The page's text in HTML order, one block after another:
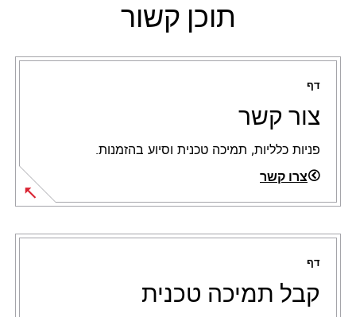
תוכן קשור
דף
צור קשר
פניות כלליות, תמיכה טכנית וסיוע בהזמנות.
צרו קשר
דף
קבל תמיכה טכנית